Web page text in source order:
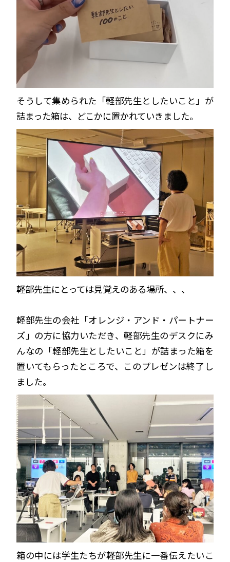
そうして集められた「軽部先生としたいこと」が
詰まった箱は、どこかに置かれていきました。
軽部先生にとっては見覚えのある場所、、、
軽部先生の会社「オレンジ・アンド・パートナー
ズ」の方に協力いただき、軽部先生のデスクにみ
んなの「軽部先生としたいこと」が詰まった箱を
置いてもらったところで、このプレゼンは終了し
ました。
箱の中には学生たちが軽部先生に一番伝えたいこ